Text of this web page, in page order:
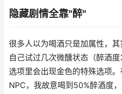
隐藏剧情全靠"醉"
很多人以为喝酒只是加属性，
自己试过几次微醺状态（醉酒
选项里会出现金色的特殊选项
NPC，我故意喝到50%醉酒度